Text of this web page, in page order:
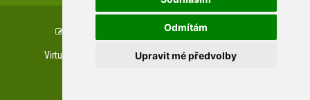
Odmítám
Upravit mé předvolby
Copyright © www.uspza.cz, created by
Virtuální prohlídky Letecké prohlídky
Web kamera